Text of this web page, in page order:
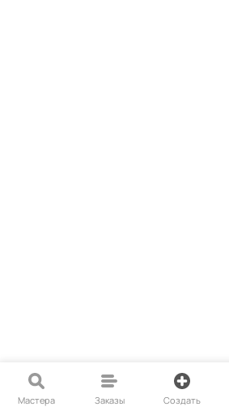
Мастера Заказы Создать